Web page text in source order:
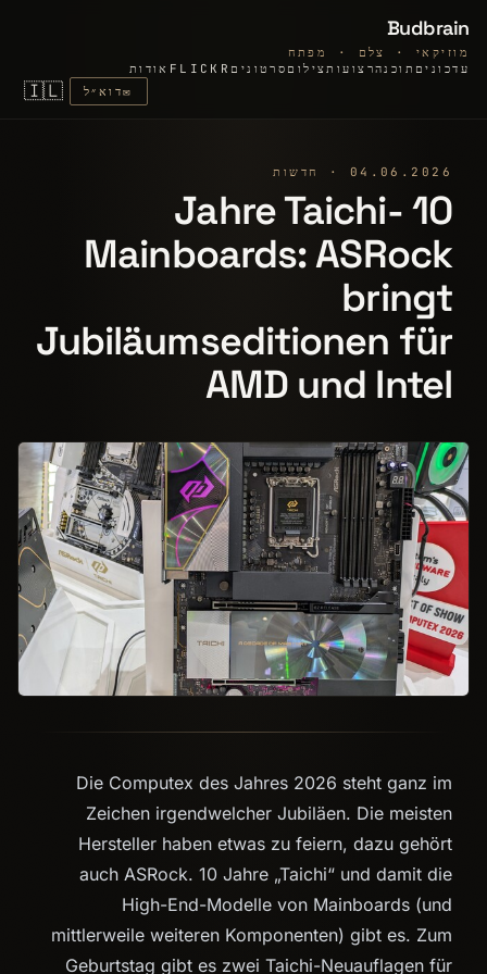
Budbrain
מוזיקאי · צלם · מפתח
עדכונים תוכנהרצועותצילום סרטונים FLICKR אודות
✉דוא״ל 🇮🇱
04.06.2026 · חדשות
10 Jahre Taichi-
Mainboards: ASRock
bringt
Jubiläumseditionen für
AMD und Intel
Die Computex des Jahres 2026 steht ganz im
Zeichen irgendwelcher Jubiläen. Die meisten
Hersteller haben etwas zu feiern, dazu gehört
auch ASRock. 10 Jahre „Taichi“ und damit die
High-End-Modelle von Mainboards (und
mittlerweile weiteren Komponenten) gibt es. Zum
Geburtstag gibt es zwei Taichi-Neuauflagen für